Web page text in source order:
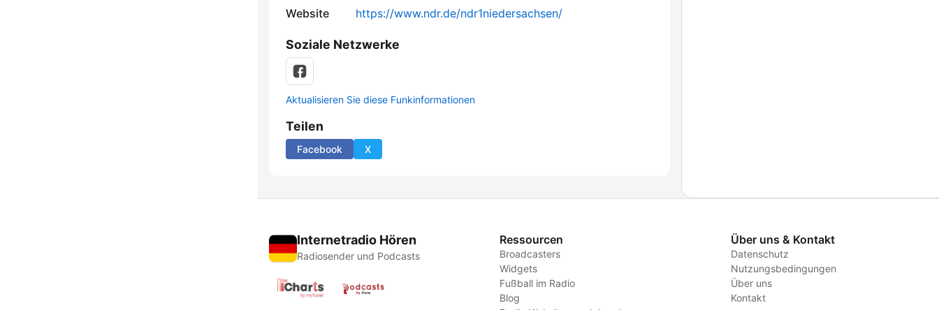
Website https://www.ndr.de/ndr1niedersachsen/
Soziale Netzwerke
Aktualisieren Sie diese Funkinformationen
Teilen
Facebook X
Internetradio Hören
Radiosender und Podcasts
Ressourcen
Broadcasters
Widgets
Fußball im Radio
Blog
Über uns & Kontakt
Datenschutz
Nutzungsbedingungen
Über uns
Kontakt